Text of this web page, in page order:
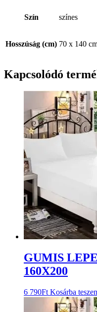
Szín színes
Hosszúság (cm) 70 x 140
Kapcsolódó
GUMIS
160X200
6 790Ft Kosárba